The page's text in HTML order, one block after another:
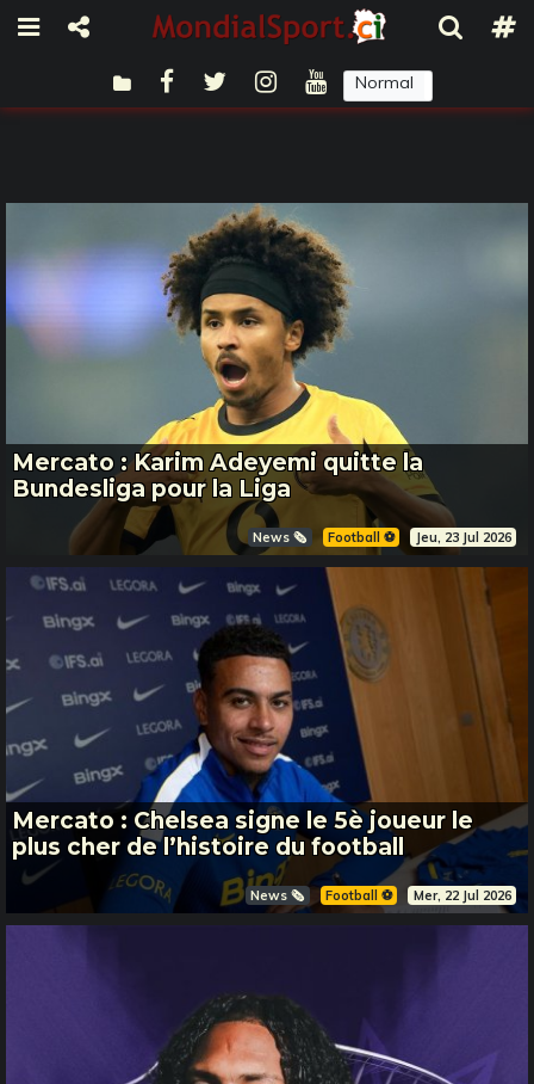
Normal
Mercato : Karim Adeyemi quitte la
Bundesliga pour la Liga
News 🗞️ Football ⚽️ Jeu, 23 Jul 2026
Mercato : Chelsea signe le 5è joueur le
plus cher de l’histoire du football
News 🗞️ Football ⚽️ Mer, 22 Jul 2026